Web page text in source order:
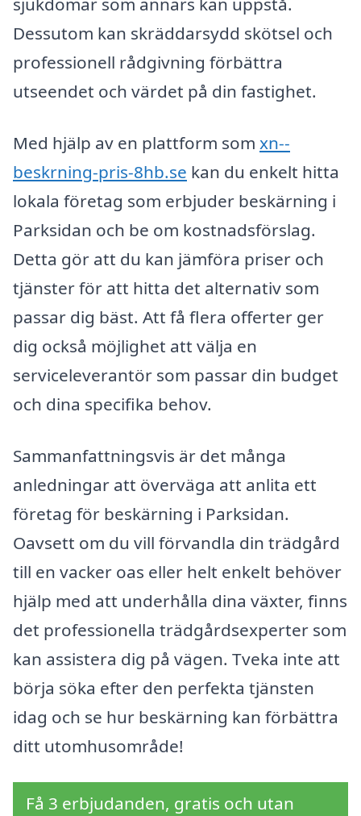
Dessutom kan skräddarsydd skötsel och
professionell rådgivning förbättra
utseendet och värdet på din fastighet.
Med hjälp av en plattform som xn--
beskrning-pris-8hb.se kan du enkelt hitta
lokala företag som erbjuder beskärning i
Parksidan och be om kostnadsförslag.
Detta gör att du kan jämföra priser och
tjänster för att hitta det alternativ som
passar dig bäst. Att få flera offerter ger
dig också möjlighet att välja en
serviceleverantör som passar din budget
och dina specifika behov.
Sammanfattningsvis är det många
anledningar att överväga att anlita ett
företag för beskärning i Parksidan.
Oavsett om du vill förvandla din trädgård
till en vacker oas eller helt enkelt behöver
hjälp med att underhålla dina växter, finns
det professionella trädgårdsexperter som
kan assistera dig på vägen. Tveka inte att
börja söka efter den perfekta tjänsten
idag och se hur beskärning kan förbättra
ditt utomhusområde!
Få 3 erbjudanden, gratis och utan